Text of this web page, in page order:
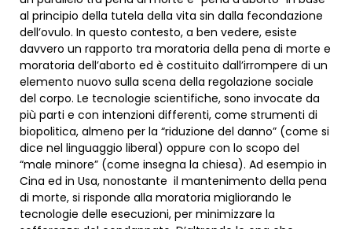
al principio della tutela della vita sin dalla fecondazione
dell’ovulo. In questo contesto, a ben vedere, esiste
davvero un rapporto tra moratoria della pena di morte e
moratoria dell’aborto ed è costituito dall’irrompere di un
elemento nuovo sulla scena della regolazione sociale
del corpo. Le tecnologie scientifiche, sono invocate da
più parti e con intenzioni differenti, come strumenti di
biopolitica, almeno per la “riduzione del danno” (come si
dice nel linguaggio liberal) oppure con lo scopo del
“male minore” (come insegna la chiesa). Ad esempio in
Cina ed in Usa, nonostante il mantenimento della pena
di morte, si risponde alla moratoria migliorando le
tecnologie delle esecuzioni, per minimizzare la